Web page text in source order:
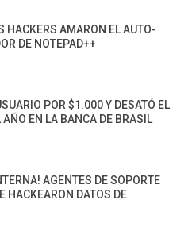
HACKERS AMARON EL AUTO-
DE NOTEPAD++
POR $1.000 Y DESATÓ EL
AÑO EN LA BANCA DE BRASIL
AGENTES DE SOPORTE
HACKEARON DATOS DE